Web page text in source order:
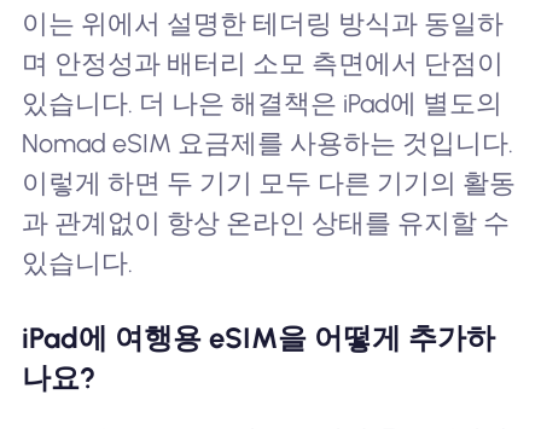
이는 위에서 설명한 테더링 방식과 동일하
며 안정성과 배터리 소모 측면에서 단점이
있습니다. 더 나은 해결책은 iPad에 별도의
Nomad eSIM 요금제를 사용하는 것입니다.
이렇게 하면 두 기기 모두 다른 기기의 활동
과 관계없이 항상 온라인 상태를 유지할 수
있습니다.
iPad에 여행용 eSIM을 어떻게 추가하
나요?